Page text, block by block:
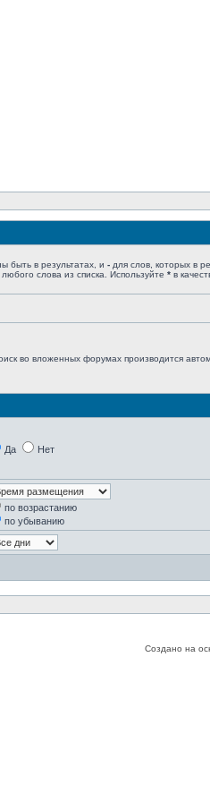
быть в результатах, и - для слов, которых в
любого слова из списка. Используйте * в
во вложенных форумах производится
Да Нет
по возрастанию
по убыванию
Создано на